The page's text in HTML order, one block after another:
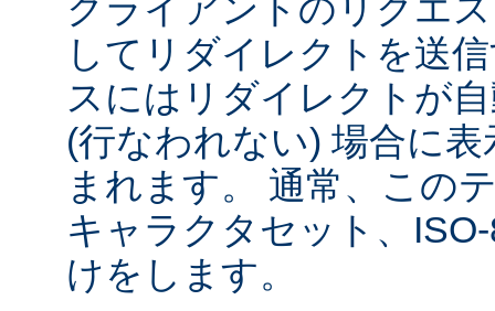
クライアントのリクエ
してリダイレクトを送
スにはリダイレクトが
(行なわれない) 場合に
まれます。 通常、この
キャラクタセット、
けをします。